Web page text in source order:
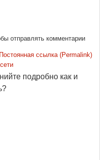
отправлять комментарии
Постоянная ссылка (Permalink)
подробно как и